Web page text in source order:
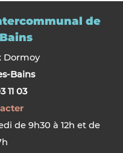
de
Dormoy
Bains
11 03
de 9h30 à 12h et de